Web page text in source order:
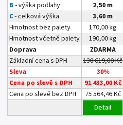
B - výška podlahy 2,50 m
C- celková výška 3,60 m
Hmotnost bez palety
170,00 kg
Hmotnost včetně palety
190,00 kg
Doprava
ZDARMA
Základní cena s DPH
130 619,00 Kč
Sleva
30%
Cena po slevě s DPH
91 433,00 Kč
Cena po slevě bez DPH
75 564,46 Kč
Detail